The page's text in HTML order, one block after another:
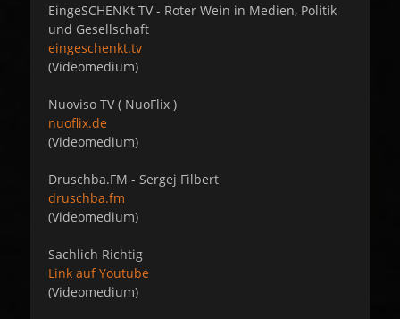
EingeSCHENKt TV - Roter Wein in Medien, Politik
und Gesellschaft
eingeschenkt.tv
(Videomedium)
Nuoviso TV ( NuoFlix )
nuoflix.de
(Videomedium)
Druschba.FM - Sergej Filbert
druschba.fm
(Videomedium)
Sachlich Richtig
Link auf Youtube
(Videomedium)